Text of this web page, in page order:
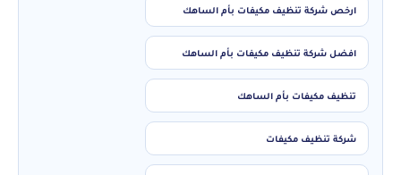
ارخص شركة تنظيف مكيفات بأم الساهك
افضل شركة تنظيف مكيفات بأم الساهك
تنظيف مكيفات بأم الساهك
شركة تنظيف مكيفات